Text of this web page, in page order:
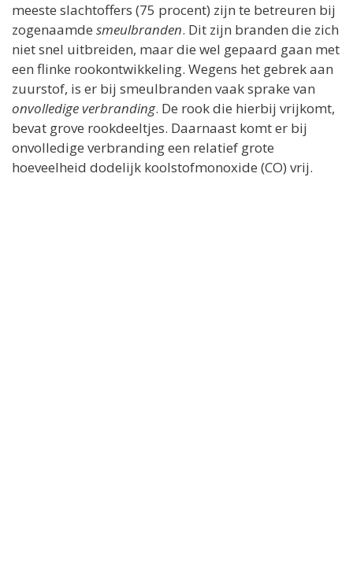
meeste slachtoffers (75 procent) zijn te betreuren bij
zogenaamde smeulbranden. Dit zijn branden die zich
niet snel uitbreiden, maar die wel gepaard gaan met
een flinke rookontwikkeling. Wegens het gebrek aan
zuurstof, is er bij smeulbranden vaak sprake van
onvolledige verbranding. De rook die hierbij vrijkomt,
bevat grove rookdeeltjes. Daarnaast komt er bij
onvolledige verbranding een relatief grote
hoeveelheid dodelijk koolstofmonoxide (CO) vrij.